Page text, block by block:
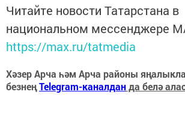
Читайте новости Татарстана в
национальном мессенджере
https://max.ru/tatmedia
Хәзер Арча һәм Арча районы
безнеңTelegram-каналданда белә